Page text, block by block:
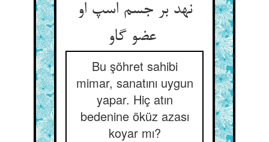
نهد بر جسم اسپ او
Bu şöhret sahibi
mimar, sanatını uygun
yapar. Hiç atın
bedenine öküz azası
koyar mı?